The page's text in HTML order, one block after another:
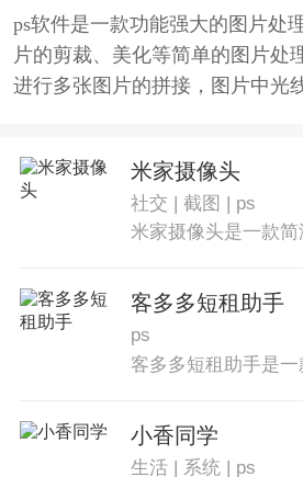
ps软件是一款功能强大的图片处
片的剪裁、美化等简单的图片处
进行多张图片的拼接，图片中光
件，大家快来下载体验吧。
米家摄像头
社交 |截图 | ps
客多多短租助手
ps
小香同学
生活 | 系统 | ps